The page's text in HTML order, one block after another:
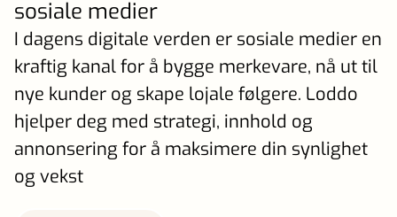
sosiale medier
I dagens digitale verden er sosiale medier en
kraftig kanal for å bygge merkevare, nå ut til
nye kunder og skape lojale følgere. Loddo
hjelper deg med strategi, innhold og
annonsering for å maksimere din synlighet
og vekst